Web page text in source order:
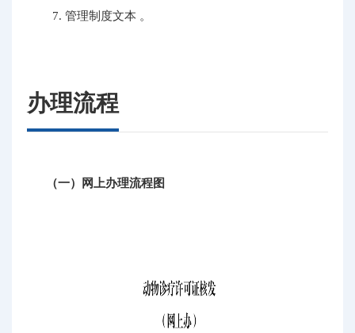
7. 管理制度文本 。
办理流程
（一）网上办理流程图